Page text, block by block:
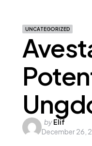
UNCATEGORIZED
Posted
by
byElif
December 26,